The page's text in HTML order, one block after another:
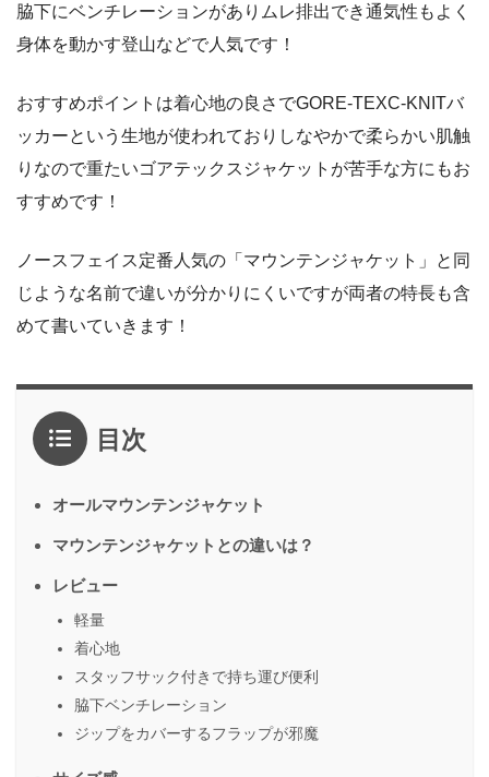
脇下にベンチレーションがありムレ排出でき通気性もよく
身体を動かす登山などで人気です！
おすすめポイントは着心地の良さでGORE-TEXC-KNITバ
ッカーという生地が使われておりしなやかで柔らかい肌触
りなので重たいゴアテックスジャケットが苦手な方にもお
すすめです！
ノースフェイス定番人気の「マウンテンジャケット」と同
じような名前で違いが分かりにくいですが両者の特長も含
めて書いていきます！
目次
オールマウンテンジャケット
マウンテンジャケットとの違いは？
レビュー
軽量
着心地
スタッフサック付きで持ち運び便利
脇下ベンチレーション
ジップをカバーするフラップが邪魔